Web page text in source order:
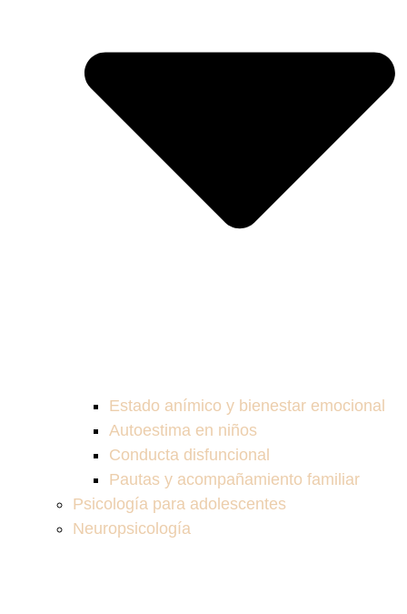
Estado anímico y bienestar emocional
Autoestima en niños
Conducta disfuncional
Pautas y acompañamiento familiar
Psicología para adolescentes
Neuropsicología